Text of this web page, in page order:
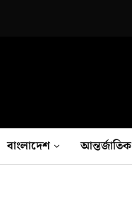
বাংলাদেশ আন্তর্জাতিক